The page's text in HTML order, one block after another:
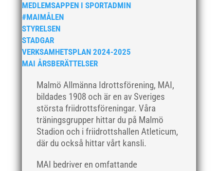
MEDLEMSAPPEN I SPORTADMIN
#MAIMÅLEN
STYRELSEN
STADGAR
VERKSAMHETSPLAN 2024-2025
MAI ÅRSBERÄTTELSER
Malmö Allmänna Idrottsförening, MAI,
bildades 1908 och är en av Sveriges
största friidrottsföreningar. Våra
träningsgrupper hittar du på Malmö
Stadion och i friidrottshallen Atleticum,
där du också hittar vårt kansli.
MAI bedriver en omfattande
oktober 2019
september 2019
augusti 2019
juli 2019
juni 2019
april 2019
mars 2019
februari 2019
januari 2019
november 2018